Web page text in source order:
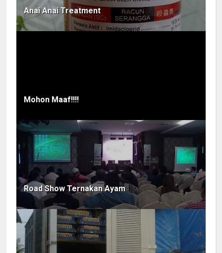
Anai Anai Treatment
Mohon Maaf!!!!
Road Show Ternakan Ayam